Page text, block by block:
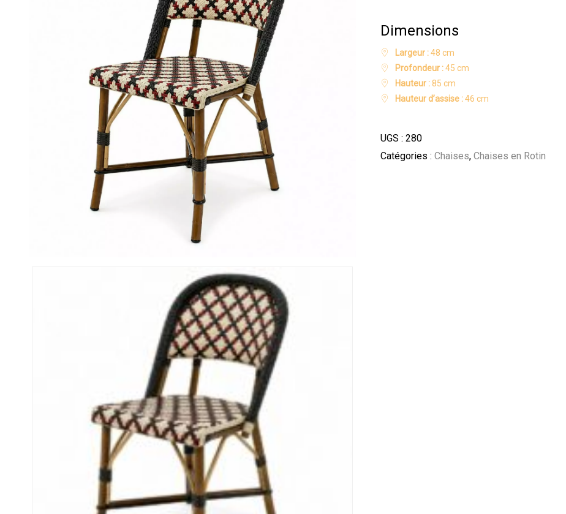
Dimensions
Largeur :48 cm
Profondeur :45 cm
Hauteur :85 cm
Hauteur d’assise :46 cm
UGS : 280
Catégories : Chaises, Chaises en Rotin